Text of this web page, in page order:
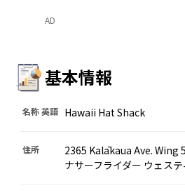
AD
基本情報
名称 英語 Hawaii Hat Shack
住所
2365 Kalākaua Ave. Wing
ナサーフライダー ウェステ